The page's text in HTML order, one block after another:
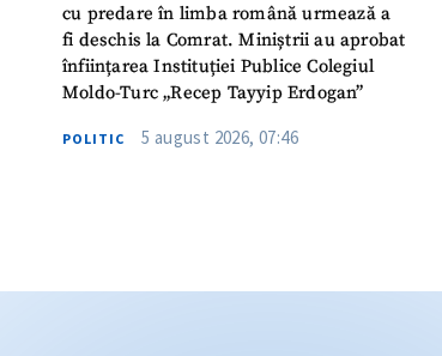
cu predare în limba română urmează a
fi deschis la Comrat. Miniștrii au aprobat
înființarea Instituției Publice Colegiul
Moldo-Turc „Recep Tayyip Erdogan”
POLITIC 5 august 2026, 07:46